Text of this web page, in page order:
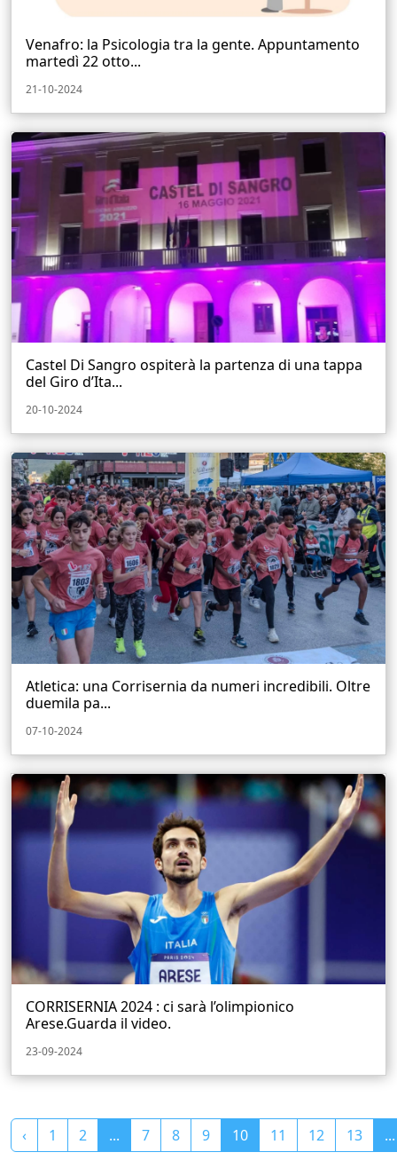
Venafro: la Psicologia tra la gente. Appuntamento
martedì 22 otto...
21-10-2024
Castel Di Sangro ospiterà la partenza di una tappa
del Giro d’Ita...
20-10-2024
Atletica: una Corrisernia da numeri incredibili. Oltre
duemila pa...
07-10-2024
CORRISERNIA 2024 : ci sarà l’olimpionico
Arese.Guarda il video.
23-09-2024
‹ 1 2 ... 7 8 9 10 11 12 13 ...